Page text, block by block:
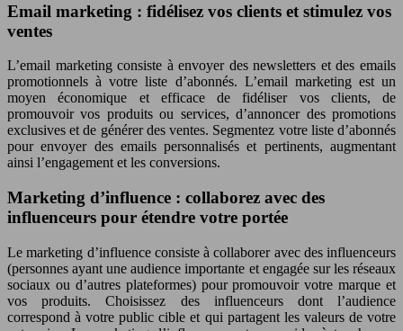
Email marketing : fidélisez vos clients et stimulez vos
ventes
L’email marketing consiste à envoyer des newsletters et des emails
promotionnels à votre liste d’abonnés. L’email marketing est un
moyen économique et efficace de fidéliser vos clients, de
promouvoir vos produits ou services, d’annoncer des promotions
exclusives et de générer des ventes. Segmentez votre liste d’abonnés
pour envoyer des emails personnalisés et pertinents, augmentant
ainsi l’engagement et les conversions.
Marketing d’influence : collaborez avec des
influenceurs pour étendre votre portée
Le marketing d’influence consiste à collaborer avec des influenceurs
(personnes ayant une audience importante et engagée sur les réseaux
sociaux ou d’autres plateformes) pour promouvoir votre marque et
vos produits. Choisissez des influenceurs dont l’audience
correspond à votre public cible et qui partagent les valeurs de votre